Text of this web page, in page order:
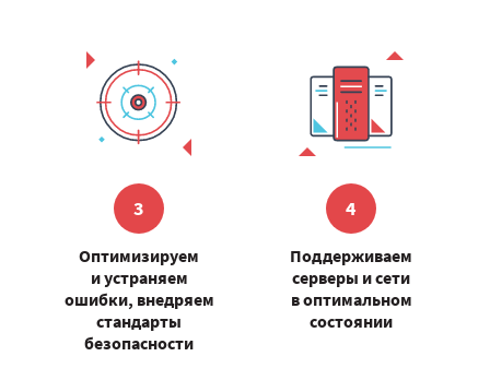
4
Поддерживаем
серверы и сети
в оптимальном
состоянии
3
Оптимизируем
и устраняем
ошибки, внедряем
стандарты
безопасности